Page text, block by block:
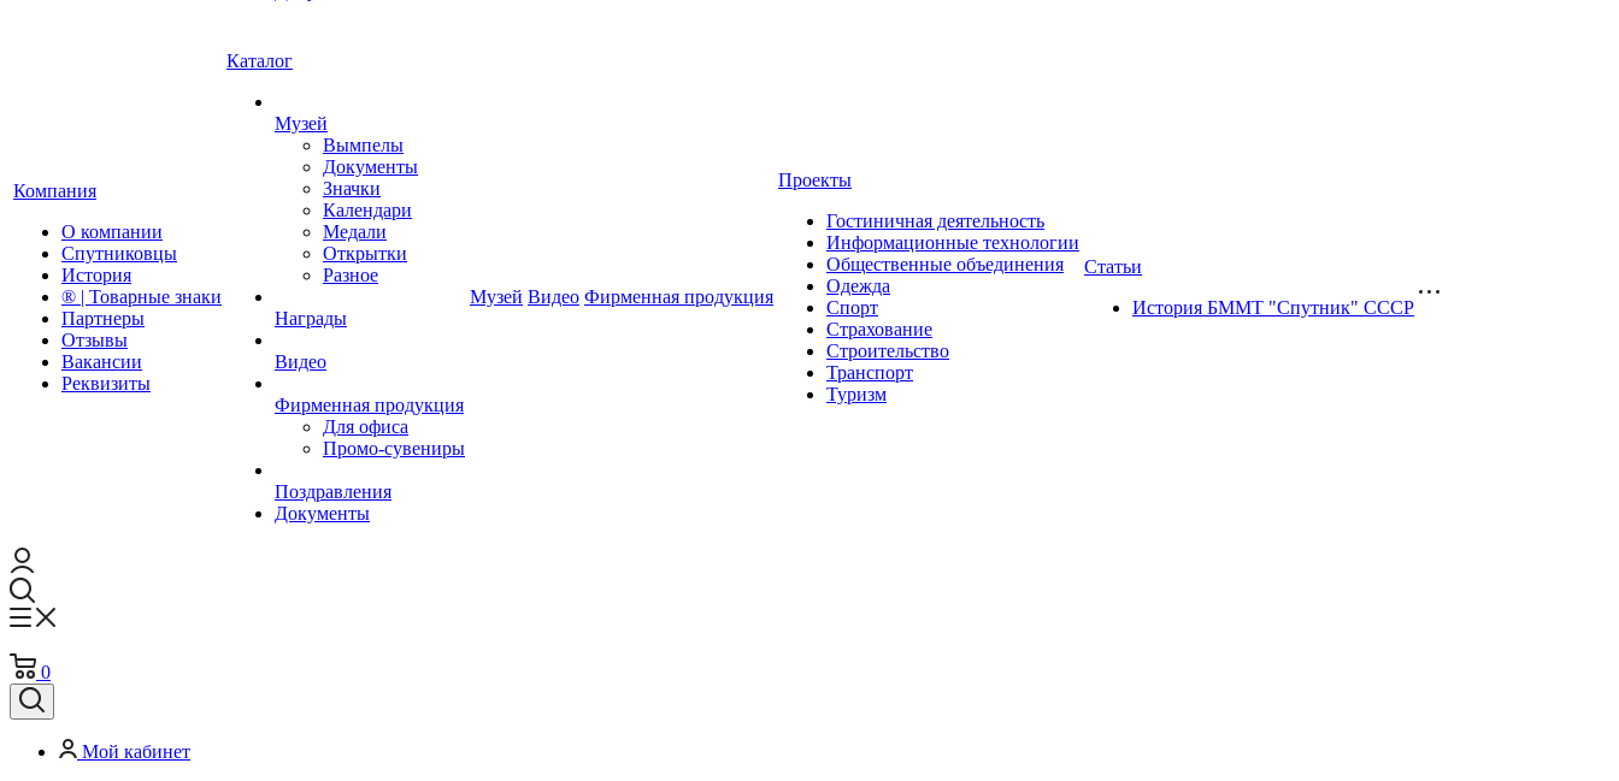
Компания
О компании
Спутниковцы
История
® | Товарные знаки
Партнеры
Отзывы
Вакансии
Реквизиты
Каталог
Музей
Вымпелы
Документы
Значки
Календари
Медали
Открытки
Разное
Награды
Видео
Фирменная продукция
Для офиса
Промо-сувениры
Поздравления
Документы
Музей Видео Фирменная продукция
Проекты
Гостиничная деятельность
Информационные технологии
Общественные объединения
Одежда
Спорт
Страхование
Строительство
Транспорт
Туризм
Статьи
История БММТ "Спутник" СССР
0
Мой кабинет